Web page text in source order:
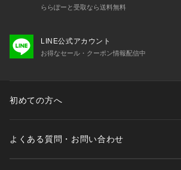
ららぽーと受取なら送料無料
LINE公式アカウント
お得なセール・クーポン情報配信中
初めての方へ
よくある質問・お問い合わせ